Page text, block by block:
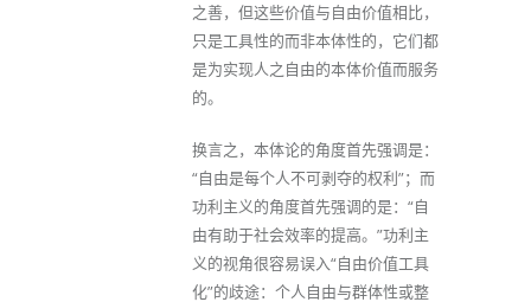
之善，但这些价值与自由价值相比，
只是工具性的而非本体性的，它们都
是为实现人之自由的本体价值而服务
的。
换言之，本体论的角度首先强调是：
“自由是每个人不可剥夺的权利”；而
功利主义的角度首先强调的是：“自
由有助于社会效率的提高。”功利主
义的视角很容易误入“自由价值工具
化”的歧途：个人自由与群体性或整